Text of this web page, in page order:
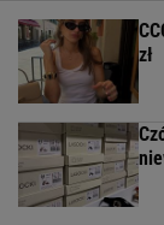
zł